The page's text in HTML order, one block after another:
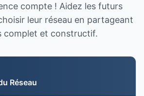
compte ! Aidez les futurs
leur réseau en partageant
complet et constructif.
Réseau